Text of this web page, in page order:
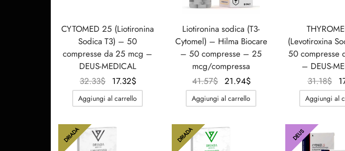
CYTOMED 25 (Liotironina
Sodica T3) – 50
compresse da 25 mcg –
DEUS-MEDICAL
32.33$
Il
prezzo
originale
32.33$.
17.32$
prezzo
attuale
Aggiungi al carrello
Liotironina sodica (T3-
Cytomel) – Hilma Biocare
– 50 compresse – 25
mcg/compressa
41.57$
Il
prezzo
originale
41.57$.
21.94$
prezzo
attuale
Aggiungi al carrello
(Levotiroxina
50 compresse
– DEUS-
31.18$
Aggiungi al
DRIADA DRIADA DEUS